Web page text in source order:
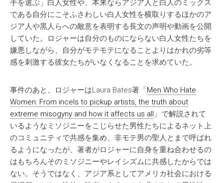
手を選ぶ」白人女性や、本来ならアジア人と白人のミックス
である自分にこそふさわしい白人女性を横取りするほかのア
ジア人や黒人らへの敵意を表明する長文の声明や動画を公開
していた。ロジャーは自分のものにならない白人女性たちを
嫌悪しながら、自分がモテモテになることよりはかれの劣等
感を刺激する彼女たちがいなくなることを求めていた。
事件のあと、ロジャーはLaura Bates著「Men Who Hate
Women: From incels to pickup artists, the truth about
extreme misogyny and how it affects us all 」で解説されて
いるようなミソジニーをこじらせた男性たちによるネット上
のコミュニティで共感を集め、非モテ男の聖人とまで呼ばれ
るようになったが、著者がロジャーに自身を重ね合わせるの
はもちろんそのミソジニーやレイシズムに共感したからでは
ない。そうではなく、アジア系としてアメリカ社会における